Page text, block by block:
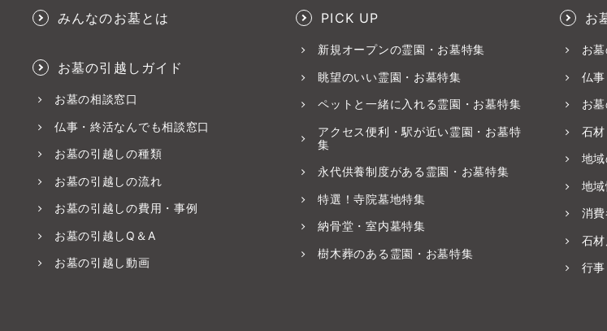
みんなのお墓とは
お墓の引越しガイド
お墓の相談窓口
仏事・終活なんでも相談窓口
お墓の引越しの種類
お墓の引越しの流れ
お墓の引越しの費用・事例
お墓の引越しQ＆A
お墓の引越し動画
PICK UP
新規オープンの霊園・お墓特集
眺望のいい霊園・お墓特集
ペットと一緒に入れる霊園・お墓特集
アクセス便利・駅が近い霊園・お墓特
集
永代供養制度がある霊園・お墓特集
特選！寺院墓地特集
納骨堂・室内墓特集
樹木葬のある霊園・お墓特集
お
お
仏
お
石材
地
地
消
石
行